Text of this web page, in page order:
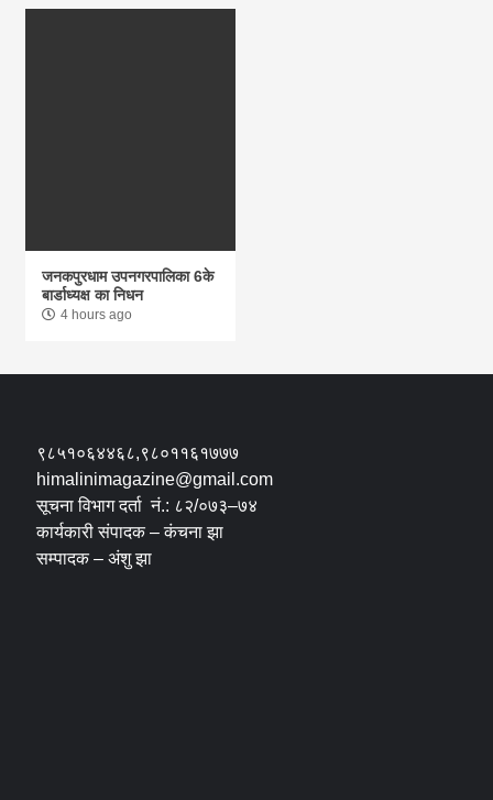
जनकपुरधाम उपनगरपालिका 6के
बार्डाध्यक्ष का निधन
4 hours ago
९८५१०६४४६८,९८०११६१७७७
himalinimagazine@gmail.com
सूचना विभाग दर्ता नं.: ८२/०७३–७४
कार्यकारी संपादक – कंचना झा
सम्पादक – अंशु झा